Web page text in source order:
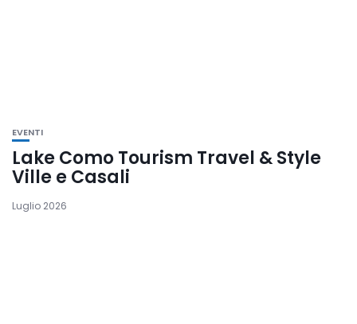
EVENTI
Lake Como Tourism Travel & Style
Ville e Casali
Luglio 2026